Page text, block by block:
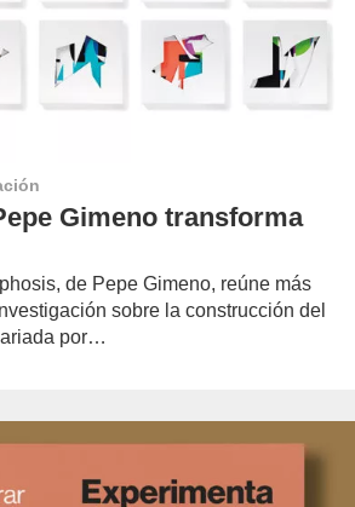
Gimeno transforma
de Pepe Gimeno, reúne más
sobre la construcción del
por…